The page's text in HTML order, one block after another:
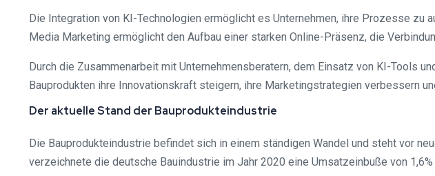
Die Integration von KI-Technologien ermöglicht es Unternehmen, ihre Prozesse
Media Marketing ermöglicht den Aufbau einer starken Online-Präsenz, die
Durch die Zusammenarbeit mit Unternehmensberatern, dem Einsatz von KI-Tools
Bauprodukten ihre Innovationskraft steigern, ihre Marketingstrategien verbessern
Der aktuelle Stand der Bauprodukteindustrie
Die Bauprodukteindustrie befindet sich in einem ständigen Wandel und steht vor
verzeichnete die deutsche Bauindustrie im Jahr 2020 eine Umsatzeinbuße von 1,6%